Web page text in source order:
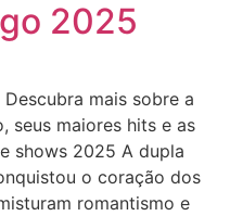
2025
mais sobre a
seus maiores hits e as
shows 2025 A dupla
o coração dos
romantismo e